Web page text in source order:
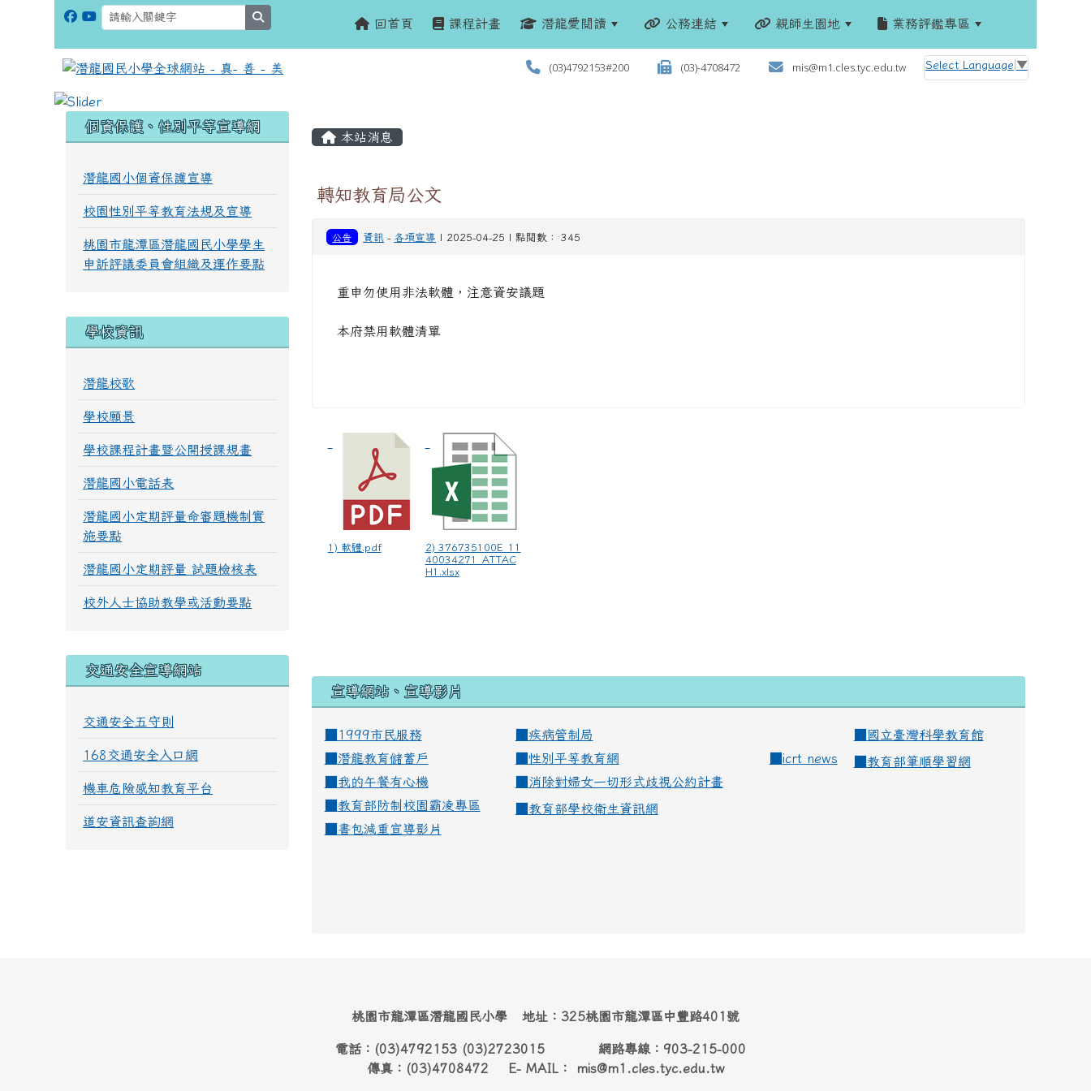
回首頁 課程計畫 潛龍愛閱讀 公務連結 親師生園地 業務評鑑專區
(03)4792153#200 (03)-4708472 mis@m1.cles.tyc.edu.tw Select Language ▼
本站消息
轉知教育局公文
公告 資訊 - 各項宣導 | 2025-04-25 | 點閱數： 345
重申勿使用非法軟體，注意資安議題
本府禁用軟體清單
1) 軟體.pdf
2) 376735100E_11
40034271_ATTAC
H1.xlsx
宣導網站、宣導影片
■1999市民服務 疾病管制局
國立臺灣科學教育館
潛龍教育儲蓄戶 性別平等教育網 icrt news
教育部筆順學習網
我的午餐有心機
消除對婦女一切形式歧視公約計畫
教育部防制校園霸凌專區
教育部學校衛生資訊網
書包減重宣導影片
個資保護、性別平等宣導網
潛龍國小個資保護宣導
校園性別平等教育法規及宣導
桃園市龍潭區潛龍國民小學學生
申訴評議委員會組織及運作要點
學校資訊
潛龍校歌
學校願景
學校課程計畫暨公開授課規畫
潛龍國小電話表
潛龍國小定期評量命審題機制實
施要點
潛龍國小定期評量 試題檢核表
校外人士協助教學或活動要點
交通安全宣導網站
交通安全五守則
168交通安全入口網
機車危險感知教育平台
道安資訊查詢網
桃園市龍潭區潛龍國民小學 地址：325桃園市龍潭區中豐路401號
電話：(03)4792153 (03)2723015 網路專線：903-215-000
傳真：(03)4708472 E- MAIL： mis@m1.cles.tyc.edu.tw